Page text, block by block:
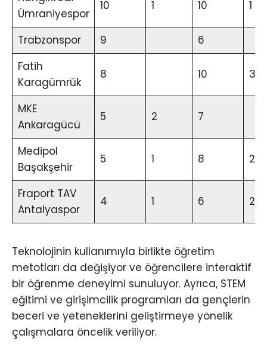
Ümraniyespor
10 1 10 1
Trabzonspor 9
6
Fatih
Karagümrük
8 10 3
MKE
Ankaragücü
5 2 7
Medipol
Başakşehir
5 1 8 2
Fraport TAV
Antalyaspor
4 1 6 2
Teknolojinin kullanımıyla birlikte öğretim
metotları da değişiyor ve öğrencilere interaktif
bir öğrenme deneyimi sunuluyor. Ayrıca, STEM
eğitimi ve girişimcilik programları da gençlerin
beceri ve yeteneklerini geliştirmeye yönelik
çalışmalara öncelik veriliyor.